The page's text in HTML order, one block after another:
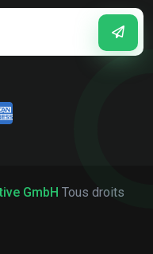
GmbH Tous droits